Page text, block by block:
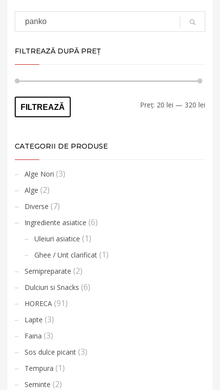
FILTREAZĂ DUPĂ PREȚ
FILTREAZĂ Preț: 20 lei — 320 lei
CATEGORII DE PRODUSE
Alge Nori (3)
Alge (2)
Diverse (7)
Ingrediente asiatice (6)
Uleiuri asiatice (1)
Ghee / Unt clarificat (1)
Semipreparate (2)
Dulciuri si Snacks (6)
HORECA (91)
Lapte (3)
Faina (3)
Sos dulce picant (3)
Tempura (1)
Seminte (2)